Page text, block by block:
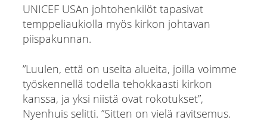
UNICEF USAn johtohenkilöt tapasivat
temppeliaukiolla myös kirkon johtavan
piispakunnan.
”Luulen, että on useita alueita, joilla voimme
työskennellä todella tehokkaasti kirkon
kanssa, ja yksi niistä ovat rokotukset”,
Nyenhuis selitti. ”Sitten on vielä ravitsemus.